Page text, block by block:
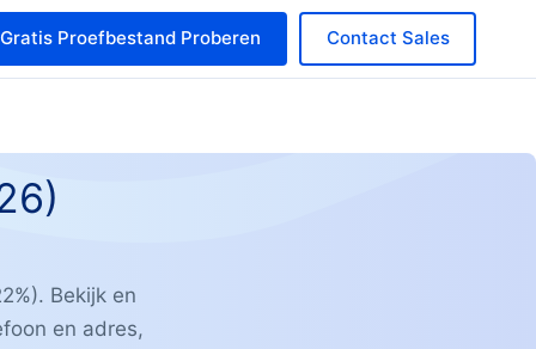
Contact Sales
Gratis Proefbestand Proberen
Bekijk en
en adres,